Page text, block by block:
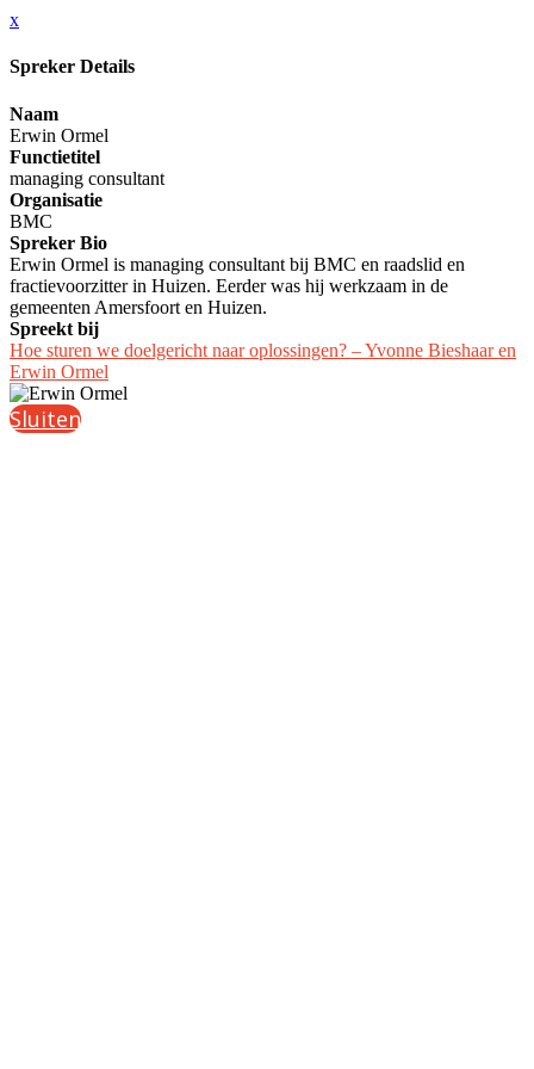
x
Spreker Details
Naam
Erwin Ormel
Functietitel
managing consultant
Organisatie
BMC
Spreker Bio
Erwin Ormel is managing consultant bij BMC en raadslid en
fractievoorzitter in Huizen. Eerder was hij werkzaam in de
gemeenten Amersfoort en Huizen.
Spreekt bij
Hoe sturen we doelgericht naar oplossingen? – Yvonne Bieshaar en
Erwin Ormel
Sluiten